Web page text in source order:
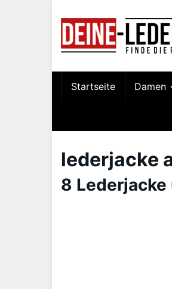
Startseite Damen
lederjacke
8